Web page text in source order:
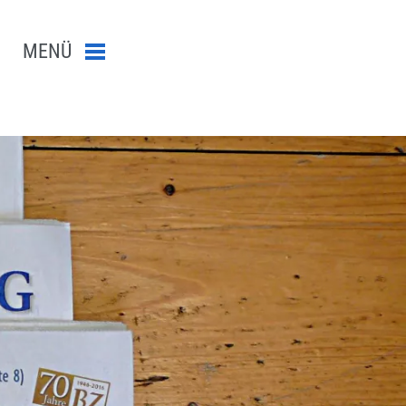
abschicken
MENÜ Menü schließen